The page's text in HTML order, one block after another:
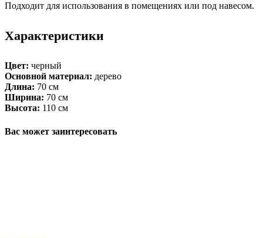
Подходит для использования в помещениях или под навесом.
Характеристики
Цвет: черный
Основной материал: дерево
Длина: 70 см
Ширина: 70 см
Высота: 110 см
Вас может заинтересовать